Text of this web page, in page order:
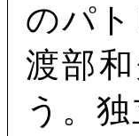
のパ
渡部
う。